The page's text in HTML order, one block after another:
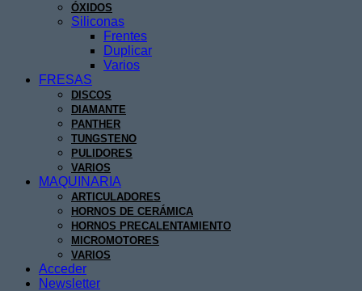
ÓXIDOS
Siliconas
Frentes
Duplicar
Varios
FRESAS
DISCOS
DIAMANTE
PANTHER
TUNGSTENO
PULIDORES
VARIOS
MAQUINARIA
ARTICULADORES
HORNOS DE CERÁMICA
HORNOS PRECALENTAMIENTO
MICROMOTORES
VARIOS
Acceder
Newsletter